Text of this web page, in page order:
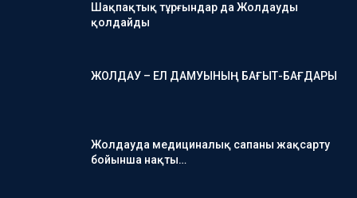
Шақпақтық тұрғындар да Жолдауды
қолдайды
ЖОЛДАУ – ЕЛ ДАМУЫНЫҢ БАҒЫТ-БАҒДАРЫ
Жолдауда медициналық сапаны жақсарту
бойынша нақты…